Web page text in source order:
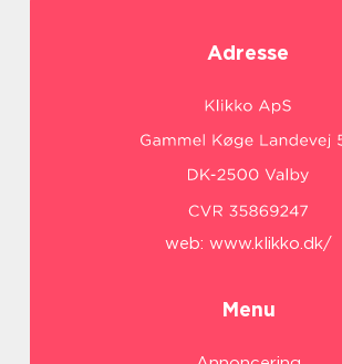
Adresse
web: www.klikko.dk/
Menu